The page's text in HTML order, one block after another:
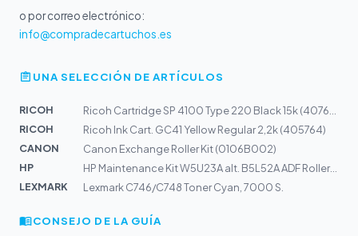
o por correo electrónico:
info@compradecartuchos.es
UNA SELECCIÓN DE ARTÍCULOS
RICOH
Ricoh Cartridge SP 4100 Type 220 Black 15k (407649)
RICOH
Ricoh Ink Cart. GC41 Yellow Regular 2,2k (405764)
CANON
Canon Exchange Roller Kit (0106B002)
HP
HP Maintenance Kit W5U23A alt. B5L52A ADF RollertReplac...
LEXMARK
Lexmark C746/C748 Toner Cyan, 7000 S.
CONSEJO DE LA GUÍA